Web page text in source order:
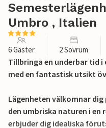
Umbro , Italien
6 Gäster 2 Sovrum
Tillbringa en underbar tid i
med en fantastisk utsikt
Lägenheten välkomnar
den umbriska naturen i en
erbjuder dig idealiska